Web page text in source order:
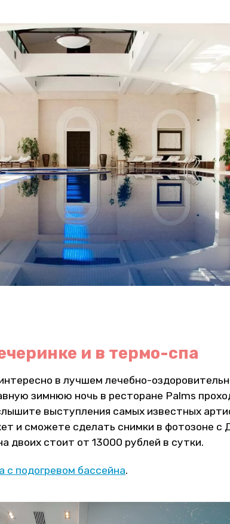
и в термо-спа
в лучшем лечебно-
зимнюю ночь в ресторане Palms
выступления самых известных
и сможете сделать снимки в фотозоне с
двоих стоит от 13000 рублей в сутки.
с подогревом бассейна.